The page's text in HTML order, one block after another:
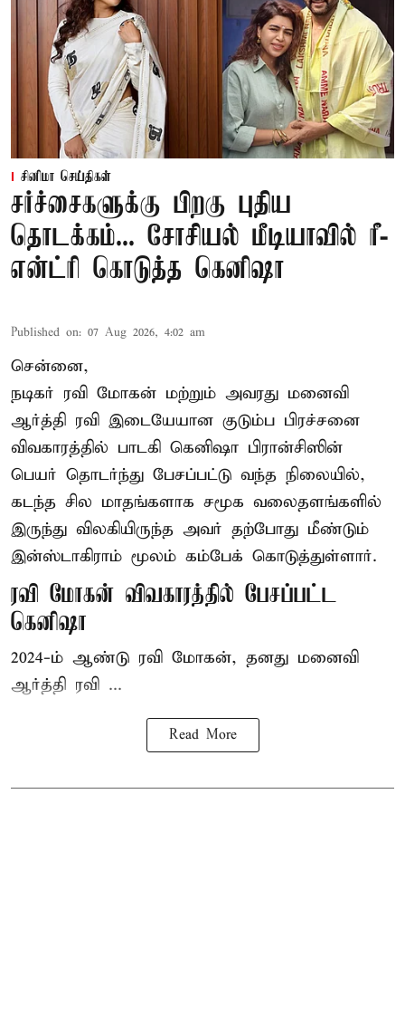
சினிமா செய்திகள்
சர்ச்சைகளுக்கு பிறகு புதிய
தொடக்கம்... சோசியல் மீடியாவில் ரீ-
என்ட்ரி கொடுத்த கெனிஷா
Published on: 07 Aug 2026, 4:02 am
சென்னை,
நடிகர் ரவி மோகன் மற்றும் அவரது மனைவி
ஆர்த்தி ரவி இடையேயான குடும்ப பிரச்சனை
விவகாரத்தில் பாடகி கெனிஷா பிரான்சிஸின்
பெயர் தொடர்ந்து பேசப்பட்டு வந்த நிலையில்,
கடந்த சில மாதங்களாக சமூக வலைதளங்களில்
இருந்து விலகியிருந்த அவர் தற்போது மீண்டும்
இன்ஸ்டாகிராம் மூலம் கம்பேக் கொடுத்துள்ளார்.
ரவி மோகன் விவகாரத்தில் பேசப்பட்ட
கெனிஷா
2024-ம் ஆண்டு ரவி மோகன், தனது மனைவி
ஆர்த்தி ரவி ...
Read More